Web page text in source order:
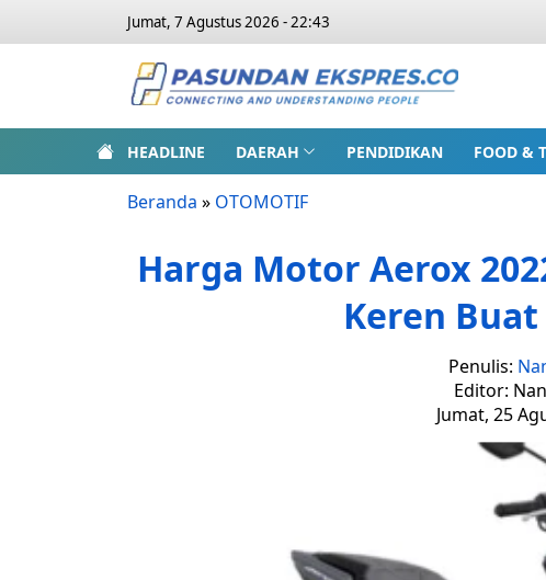
Jumat, 7 Agustus 2026 - 22:43
HEADLINE DAERAH PENDIDIKAN FOOD &
Beranda » OTOMOTIF
Harga Motor Aerox
Keren
Penulis:
Editor:
Jumat, 25